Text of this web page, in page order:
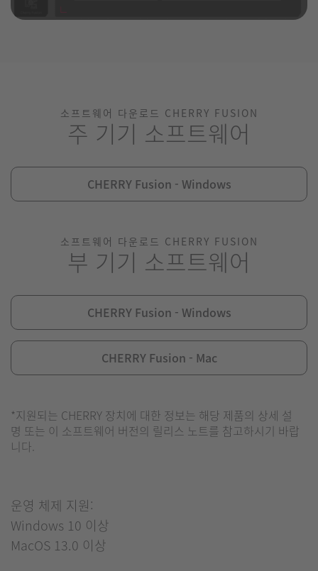
소프트웨어 다운로드 CHERRY FUSION
주 기기 소프트웨어
CHERRY Fusion - Windows
소프트웨어 다운로드 CHERRY FUSION
부 기기 소프트웨어
CHERRY Fusion - Windows
CHERRY Fusion - Mac
*지원되는 CHERRY 장치에 대한 정보는 해당 제품의 상세 설
명 또는 이 소프트웨어 버전의 릴리스 노트를 참고하시기 바랍
니다.
운영 체제 지원:
Windows 10 이상
MacOS 13.0 이상